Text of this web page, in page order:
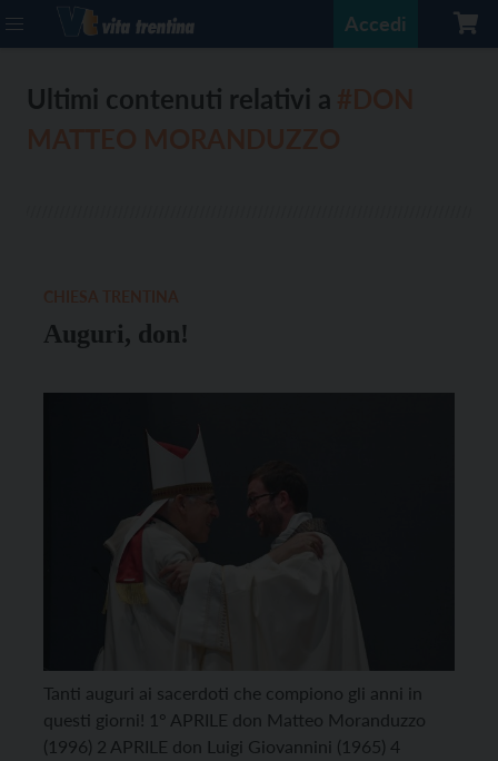
Accedi
Ultimi contenuti relativi a
Auguri, don!
Tanti auguri ai sacerdoti che compiono gli anni in
questi giorni! 1° APRILE don Matteo Moranduzzo
(1996) 2 APRILE don Luigi Giovannini (1965) 4